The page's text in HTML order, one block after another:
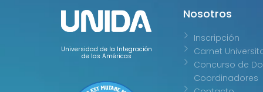
Universidad de la Integración
de las Américas
Nosotros
Inscripción
Carnet
Concurso de
Coordinadores